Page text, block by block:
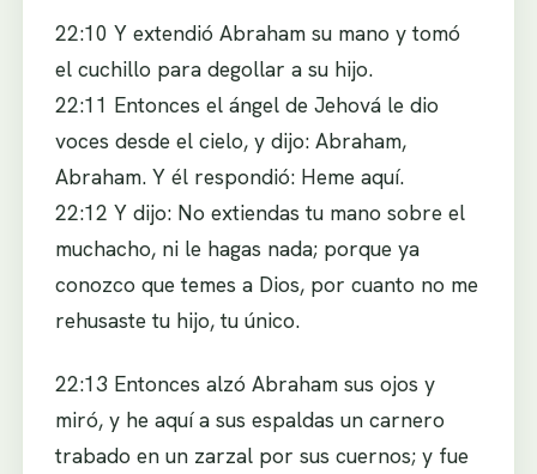
22:10 Y extendió Abraham su mano y tomó
el cuchillo para degollar a su hijo.
22:11 Entonces el ángel de Jehová le dio
voces desde el cielo, y dijo: Abraham,
Abraham. Y él respondió: Heme aquí.
22:12 Y dijo: No extiendas tu mano sobre el
muchacho, ni le hagas nada; porque ya
conozco que temes a Dios, por cuanto no me
rehusaste tu hijo, tu único.
22:13 Entonces alzó Abraham sus ojos y
miró, y he aquí a sus espaldas un carnero
trabado en un zarzal por sus cuernos; y fue